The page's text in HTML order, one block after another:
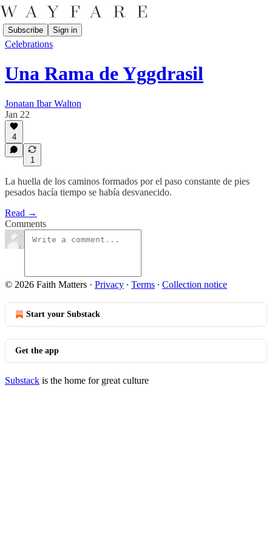
Subscribe Sign in
Celebrations
Una Rama de Yggdrasil
Jonatan Ibar Walton
Jan 22
4
1
La huella de los caminos formados por el paso constante de pies
pesados hacía tiempo se había desvanecido.
Read →
Comments
© 2026 Faith Matters · Privacy ∙ Terms ∙ Collection notice
Start your Substack
Get the app
Substack is the home for great culture